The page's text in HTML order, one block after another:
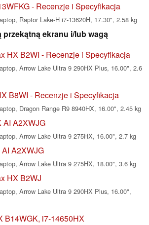
- Recenzje i Specyfikacja
Raptor Lake-H i7-13620H, 17.30", 2.58 kg
przekątną ekranu i/lub wagą
HX B2WI - Recenzje i Specyfikacja
Arrow Lake Ultra 9 290HX Plus, 16.00", 2.6
B8WI - Recenzje i Specyfikacja
Dragon Range R9 8940HX, 16.00", 2.45 kg
AI A2XWJG
Arrow Lake Ultra 9 275HX, 16.00", 2.7 kg
A2XWJG
Arrow Lake Ultra 9 275HX, 18.00", 3.6 kg
HX B2WJ
Arrow Lake Ultra 9 290HX Plus, 16.00",
B14WGK, i7-14650HX